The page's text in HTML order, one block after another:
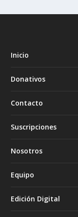
Inicio
Donativos
Contacto
Suscripciones
Nosotros
Equipo
Edición Digital